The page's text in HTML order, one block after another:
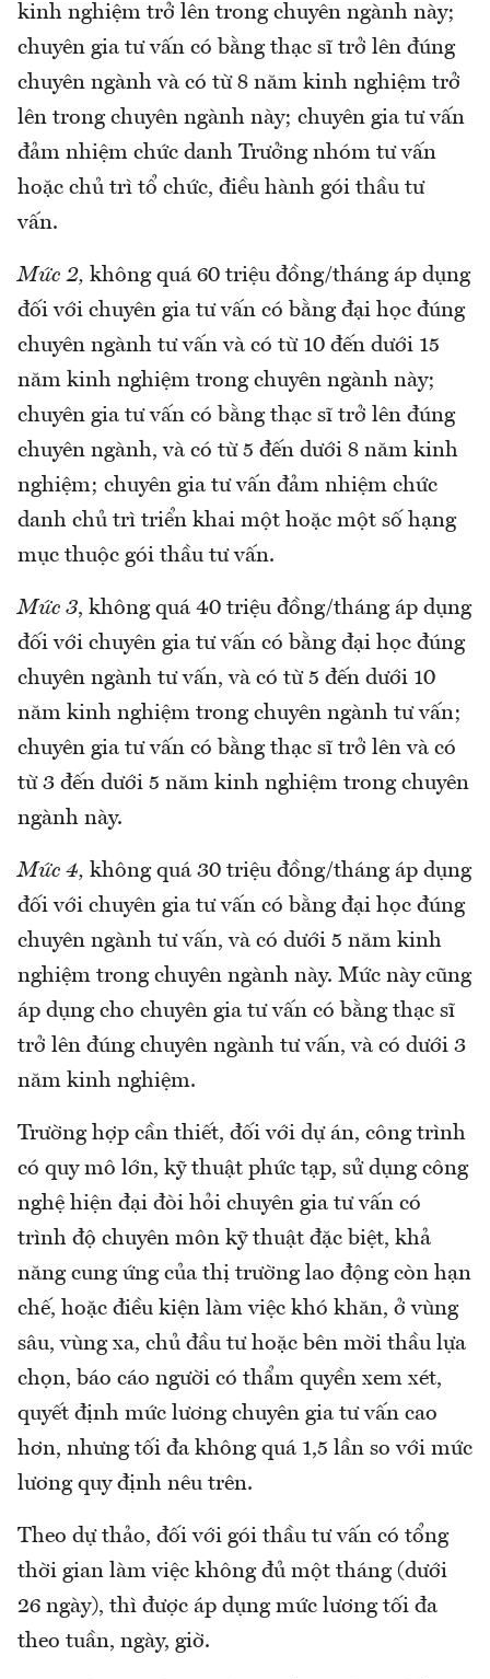
kinh nghiệm trở lên trong chuyên ngành này;
chuyên gia tư vấn có bằng thạc sĩ trở lên đúng
chuyên ngành và có từ 8 năm kinh nghiệm trở
lên trong chuyên ngành này; chuyên gia tư vấn
đảm nhiệm chức danh Trưởng nhóm tư vấn
hoặc chủ trì tổ chức, điều hành gói thầu tư
vấn.
Mức 2, không quá 60 triệu đồng/tháng áp dụng
đối với chuyên gia tư vấn có bằng đại học đúng
chuyên ngành tư vấn và có từ 10 đến dưới 15
năm kinh nghiệm trong chuyên ngành này;
chuyên gia tư vấn có bằng thạc sĩ trở lên đúng
chuyên ngành, và có từ 5 đến dưới 8 năm kinh
nghiệm; chuyên gia tư vấn đảm nhiệm chức
danh chủ trì triển khai một hoặc một số hạng
mục thuộc gói thầu tư vấn.
Mức 3, không quá 40 triệu đồng/tháng áp dụng
đối với chuyên gia tư vấn có bằng đại học đúng
chuyên ngành tư vấn, và có từ 5 đến dưới 10
năm kinh nghiệm trong chuyên ngành tư vấn;
chuyên gia tư vấn có bằng thạc sĩ trở lên và có
từ 3 đến dưới 5 năm kinh nghiệm trong chuyên
ngành này.
Mức 4, không quá 30 triệu đồng/tháng áp dụng
đối với chuyên gia tư vấn có bằng đại học đúng
chuyên ngành tư vấn, và có dưới 5 năm kinh
nghiệm trong chuyên ngành này. Mức này cũng
áp dụng cho chuyên gia tư vấn có bằng thạc sĩ
trở lên đúng chuyên ngành tư vấn, và có dưới 3
năm kinh nghiệm.
Trường hợp cần thiết, đối với dự án, công trình
có quy mô lớn, kỹ thuật phức tạp, sử dụng công
nghệ hiện đại đòi hỏi chuyên gia tư vấn có
trình độ chuyên môn kỹ thuật đặc biệt, khả
năng cung ứng của thị trường lao động còn hạn
chế, hoặc điều kiện làm việc khó khăn, ở vùng
sâu, vùng xa, chủ đầu tư hoặc bên mời thầu lựa
chọn, báo cáo người có thẩm quyền xem xét,
quyết định mức lương chuyên gia tư vấn cao
hơn, nhưng tối đa không quá 1,5 lần so với mức
lương quy định nêu trên.
Theo dự thảo, đối với gói thầu tư vấn có tổng
thời gian làm việc không đủ một tháng (dưới
26 ngày), thì được áp dụng mức lương tối đa
theo tuần, ngày, giờ.